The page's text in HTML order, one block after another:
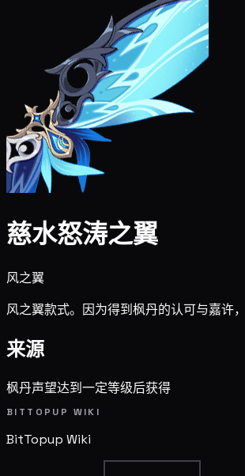
慈水怒涛之翼
风之翼
风之翼款式。因为得到枫丹的认可与嘉许
来源
枫丹声望达到一定等级后获得
BITTOPUP WIKI
BitTopup Wiki